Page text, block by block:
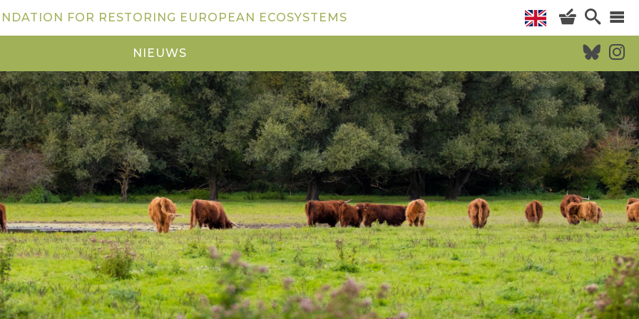
KOM KIJKEN WILDERNISVLEES
FOR RESTORING EUROPEAN ECOSYSTEMS
NIEUWS